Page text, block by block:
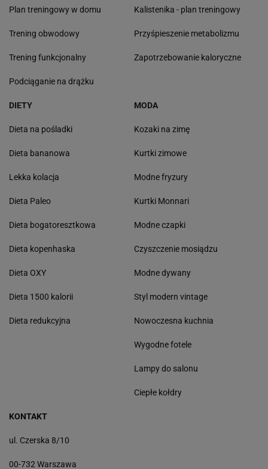
Plan treningowy w domu
Trening obwodowy
Trening funkcjonalny
Podciąganie na drążku
Kalistenika - plan treningowy
Przyśpieszenie metabolizmu
Zapotrzebowanie kaloryczne
DIETY
Dieta na pośladki
Dieta bananowa
Lekka kolacja
Dieta Paleo
Dieta bogatoresztkowa
Dieta kopenhaska
Dieta OXY
Dieta 1500 kalorii
Dieta redukcyjna
MODA
Kozaki na zimę
Kurtki zimowe
Modne fryzury
Kurtki Monnari
Modne czapki
Czyszczenie mosiądzu
Modne dywany
Styl modern vintage
Nowoczesna kuchnia
Wygodne fotele
Lampy do salonu
Ciepłe kołdry
KONTAKT
ul. Czerska 8/10
00-732 Warszawa